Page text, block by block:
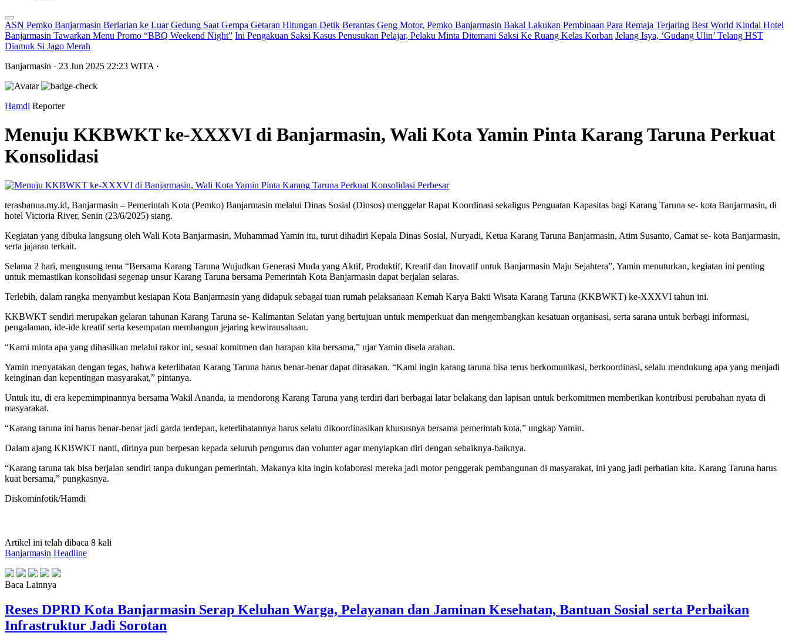
ASN Pemko Banjarmasin Berlarian ke Luar Gedung Saat Gempa Getaran Hitungan Detik Berantas Geng Motor, Pemko Banjarmasin Bakal Lakukan Pembinaan Para Remaja Terjaring Best World Kindai Hotel
Banjarmasin Tawarkan Menu Promo “BBQ Weekend Night” Ini Pengakuan Saksi Kasus Penusukan Pelajar, Pelaku Minta Ditemani Saksi Ke Ruang Kelas Korban Jelang Isya, ‘Gudang Ulin’ Telang HST
Diamuk Si Jago Merah
Banjarmasin · 23 Jun 2025 22:23 WITA ·
Hamdi Reporter
Menuju KKBWKT ke-XXXVI di Banjarmasin, Wali Kota Yamin Pinta Karang Taruna Perkuat
Konsolidasi
Perbesar
terasbanua.my.id, Banjarmasin – Pemerintah Kota (Pemko) Banjarmasin melalui Dinas Sosial (Dinsos) menggelar Rapat Koordinasi sekaligus Penguatan Kapasitas bagi Karang Taruna se- kota Banjarmasin, di
hotel Victoria River, Senin (23/6/2025) siang.
Kegiatan yang dibuka langsung oleh Wali Kota Banjarmasin, Muhammad Yamin itu, turut dihadiri Kepala Dinas Sosial, Nuryadi, Ketua Karang Taruna Banjarmasin, Atim Susanto, Camat se- kota Banjarmasin,
serta jajaran terkait.
Selama 2 hari, mengusung tema “Bersama Karang Taruna Wujudkan Generasi Muda yang Aktif, Produktif, Kreatif dan Inovatif untuk Banjarmasin Maju Sejahtera”, Yamin menuturkan, kegiatan ini penting
untuk memastikan konsolidasi segenap unsur Karang Taruna bersama Pemerintah Kota Banjarmasin dapat berjalan selaras.
Terlebih, dalam rangka menyambut kesiapan Kota Banjarmasin yang didapuk sebagai tuan rumah pelaksanaan Kemah Karya Bakti Wisata Karang Taruna (KKBWKT) ke-XXXVI tahun ini.
KKBWKT sendiri merupakan gelaran tahunan Karang Taruna se- Kalimantan Selatan yang bertujuan untuk memperkuat dan mengembangkan kesatuan organisasi, serta sarana untuk berbagi informasi,
pengalaman, ide-ide kreatif serta kesempatan membangun jejaring kewirausahaan.
“Kami minta apa yang dihasilkan melalui rakor ini, sesuai komitmen dan harapan kita bersama,” ujar Yamin disela arahan.
Yamin menyatakan dengan tegas, bahwa keterlibatan Karang Taruna harus benar-benar dapat dirasakan. “Kami ingin karang taruna bisa terus berkomunikasi, berkoordinasi, selalu mendukung apa yang menjadi
keinginan dan kepentingan masyarakat,” pintanya.
Untuk itu, di era kepemimpinannya bersama Wakil Ananda, ia mendorong Karang Taruna yang terdiri dari berbagai latar belakang dan lapisan untuk berkomitmen memberikan kontribusi perubahan nyata di
masyarakat.
“Karang taruna ini harus benar-benar jadi garda terdepan, keterlibatannya harus selalu dikoordinasikan khususnya bersama pemerintah kota,” ungkap Yamin.
Dalam ajang KKBWKT nanti, dirinya pun berpesan kepada seluruh pengurus dan volunter agar menyiapkan diri dengan sebaiknya-baiknya.
“Karang taruna tak bisa berjalan sendiri tanpa dukungan pemerintah. Makanya kita ingin kolaborasi mereka jadi motor penggerak pembangunan di masyarakat, ini yang jadi perhatian kita. Karang Taruna harus
kuat bersama,” pungkasnya.
Diskominfotik/Hamdi
Artikel ini telah dibaca 8 kali
Banjarmasin Headline
Baca Lainnya
Reses DPRD Kota Banjarmasin Serap Keluhan Warga, Pelayanan dan Jaminan Kesehatan, Bantuan Sosial serta Perbaikan
Infrastruktur Jadi Sorotan